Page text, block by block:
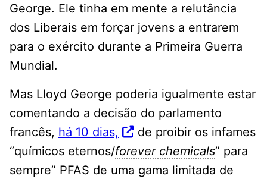
George. Ele tinha em mente a relutância
dos Liberais em forçar jovens a entrarem
para o exército durante a Primeira Guerra
Mundial.
Mas Lloyd George poderia igualmente estar
comentando a decisão do parlamento
francês, há 10 dias,
de proibir os infames
“químicos eternos/forever chemicals” para
sempre” PFAS de uma gama limitada de